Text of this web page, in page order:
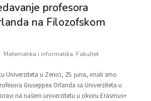
profesora
na Filozofskom
Matematika i informatika, Fakultet
Univerziteta u Zenici, 25. juna, imali smo
Giuseppea Orlanda sa Univerziteta u
na našem univerzitetu u okviru Erasmus+